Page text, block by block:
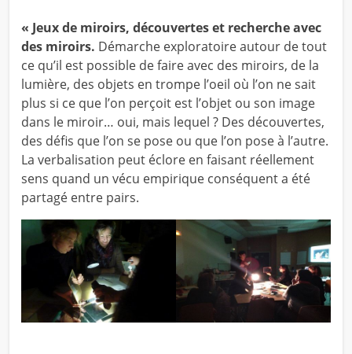
« Jeux de miroirs, découvertes et recherche avec
des miroirs. Démarche exploratoire autour de tout
ce qu’il est possible de faire avec des miroirs, de la
lumière, des objets en trompe l’oeil où l’on ne sait
plus si ce que l’on perçoit est l’objet ou son image
dans le miroir… oui, mais lequel ? Des découvertes,
des défis que l’on se pose ou que l’on pose à l’autre.
La verbalisation peut éclore en faisant réellement
sens quand un vécu empirique conséquent a été
partagé entre pairs.